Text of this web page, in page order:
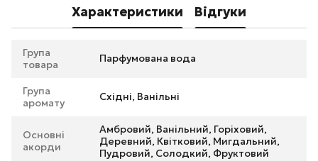
Характеристики Відгуки
Група
товара
Парфумована вода
Група
аромату
Східні, Ванільні
Основні
акорди
Амбровий, Ванільний, Горіховий,
Деревний, Квітковий, Мигдальний,
Пудровий, Солодкий, Фруктовий